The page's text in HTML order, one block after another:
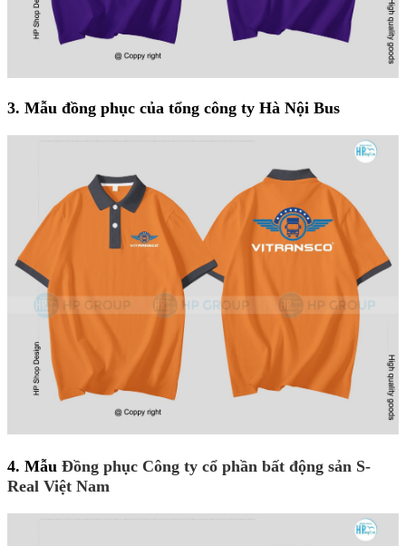
3. Mẫu đồng phục của tổng công ty Hà Nội Bus
4. Mẫu Đồng phục Công ty cổ phần bất động sản S-
Real Việt Nam